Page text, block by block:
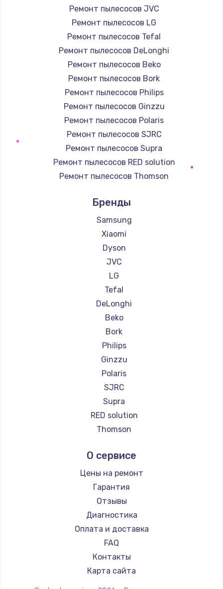
Ремонт пылесосов JVC
Ремонт пылесосов LG
Ремонт пылесосов Tefal
Ремонт пылесосов DeLonghi
Ремонт пылесосов Beko
Ремонт пылесосов Bork
Ремонт пылесосов Philips
Ремонт пылесосов Ginzzu
Ремонт пылесосов Polaris
Ремонт пылесосов SJRC
Ремонт пылесосов Supra
Ремонт пылесосов RED solution
Ремонт пылесосов Thomson
Ремонт пылесосов lydsto
Ремонт пылесосов Atvel
Ремонт пылесосов Tineco
Ремонт пылесосов Tuvio
Ремонт пылесосов DEXP
Ремонт пылесосов Haier
Ремонт пылесосов Pioneer
Ремонт пылесосов Electrolux
Ремонт пылесосов Grundig
Ремонт пылесосов BBK
Ремонт пылесосов Scarlett
Ремонт пылесосов Kyvol
Ремонт пылесосов Eigen
Ремонт пылесосов Honor
Ремонт пылесосов Qyron
Ремонт пылесосов Doffler
Ремонт пылесосов Hisense
Ремонт пылесосов Elitech
Ремонт пылесосов STIHL
Ремонт пылесосов Kirby
Бренды
Samsung
Xiaomi
Dyson
JVC
LG
Tefal
DeLonghi
Beko
Bork
Philips
Ginzzu
Polaris
SJRC
Supra
RED solution
Thomson
lydsto
Atvel
Tineco
Tuvio
DEXP
Haier
Pioneer
Electrolux
Grundig
О сервисе
Цены на ремонт
Гарантия
Отзывы
Диагностика
Оплата и доставка
FAQ
Контакты
Карта сайта